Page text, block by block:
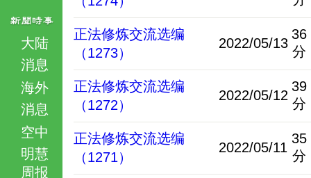
大陆
消息
海外
消息
空中
明慧
周报
正法修炼交流选编
（1273）
2022/05/13
36
分
正法修炼交流选编
（1272）
2022/05/12
39
分
正法修炼交流选编
（1271）
2022/05/11
35
分